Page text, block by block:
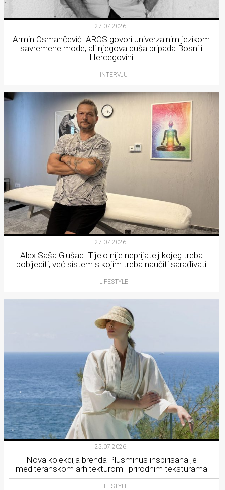
27.07.2026.
Armin Osmančević: AROS govori univerzalnim jezikom
savremene mode, ali njegova duša pripada Bosni i
Hercegovini
INTERVJU
27.07.2026.
Alex Saša Glušac: Tijelo nije neprijatelj kojeg treba
pobijediti, već sistem s kojim treba naučiti sarađivati
LIFESTYLE
25.07.2026.
Nova kolekcija brenda Plusminus inspirisana je
mediteranskom arhitekturom i prirodnim teksturama
LIFESTYLE